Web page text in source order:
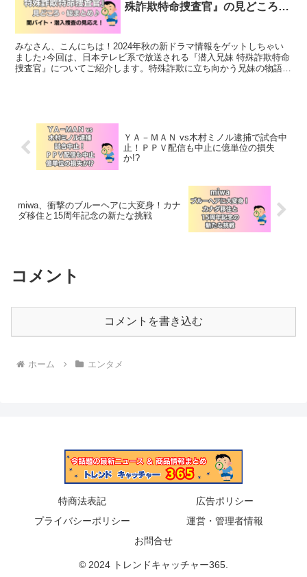
殊詐欺特命捜査官』の見どころ総
みなさん、こんにちは！2024年秋の新ドラマ情報をゲットしちゃい
ました♪今回は、日本テレビ系で放送される『潜入兄妹 特殊詐欺特命
捜査官』についてご紹介します。特殊詐欺に立ち向かう兄妹の物語、
ＹＡ－ＭＡＮ vs木村ミノル逮捕で試合中
止！ＰＰＶ配信も中止に億単位の損失
か!?
miwa、衝撃のブルーヘアに大変身！カナ
ダ移住と15周年記念の新たな挑戦
コメント
コメントを書き込む
ホーム エンタメ
特商法表記
広告ポリシー
プライバシーポリシー
運営・管理者情報
お問合せ
© 2024 トレンドキャッチャー365.